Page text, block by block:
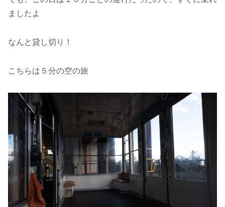
ましたよ
なんと貸し切り！
こちらは５分の空の旅